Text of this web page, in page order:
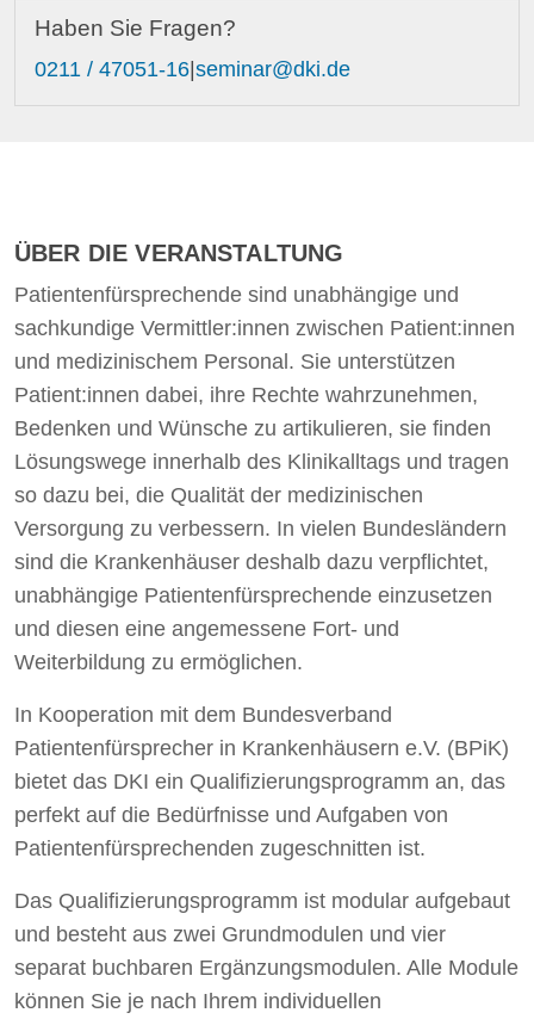
Haben Sie Fragen?
0211 / 47051-16 seminar@dki.de
ÜBER DIE VERANSTALTUNG
Patientenfürsprechende sind unabhängige und
sachkundige Vermittler:innen zwischen Patient:innen
und medizinischem Personal. Sie unterstützen
Patient:innen dabei, ihre Rechte wahrzunehmen,
Bedenken und Wünsche zu artikulieren, sie finden
Lösungswege innerhalb des Klinikalltags und tragen
so dazu bei, die Qualität der medizinischen
Versorgung zu verbessern. In vielen Bundesländern
sind die Krankenhäuser deshalb dazu verpflichtet,
unabhängige Patientenfürsprechende einzusetzen
und diesen eine angemessene Fort- und
Weiterbildung zu ermöglichen.
In Kooperation mit dem Bundesverband
Patientenfürsprecher in Krankenhäusern e.V. (BPiK)
bietet das DKI ein Qualifizierungsprogramm an, das
perfekt auf die Bedürfnisse und Aufgaben von
Patientenfürsprechenden zugeschnitten ist.
Das Qualifizierungsprogramm ist modular aufgebaut
und besteht aus zwei Grundmodulen und vier
separat buchbaren Ergänzungsmodulen. Alle Module
können Sie je nach Ihrem individuellen